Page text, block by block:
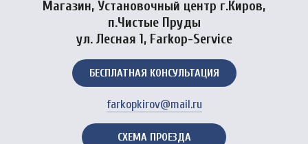
Магазин, Установочный центр г.Киров,
п.Чистые Пруды
ул. Лесная 1, Farkop-Service
БЕСПЛАТНАЯ КОНСУЛЬТАЦИЯ
farkopkirov@mail.ru
СХЕМА ПРОЕЗДА